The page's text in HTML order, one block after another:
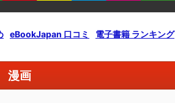
eBookJapan 口コミ 電子書籍 ランキング
漫画